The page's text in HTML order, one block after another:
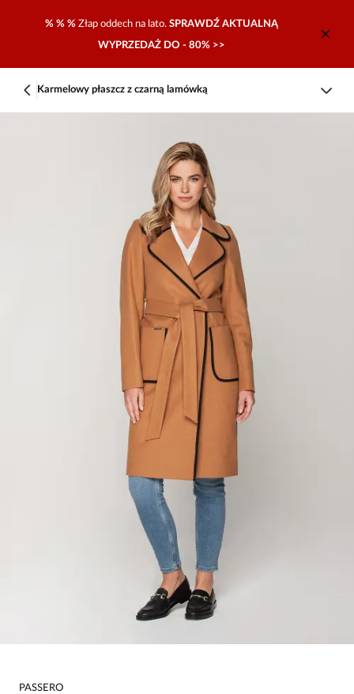
% % % Złap oddech na lato. SPRAWDŹ AKTUALNĄ
WYPRZEDAŻ DO - 80% >>
Karmelowy płaszcz z czarną lamówką
PASSERO